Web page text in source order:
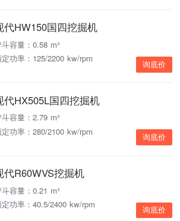
代HW150国四挖掘机
容量：0.58 m³
功率：125/2200 kw/rpm
询底价
代HX505L国四挖掘机
容量：2.79 m³
功率：280/2100 kw/rpm
询底价
代R60WVS挖掘机
容量：0.21 m³
功率：40.5/2400 kw/rpm
询底价